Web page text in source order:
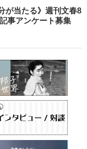
が当たる》週刊文春8
事アンケート募集